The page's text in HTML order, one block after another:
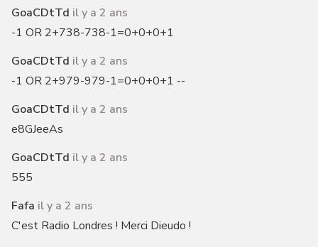
GoaCDtTd il y a 2 ans
-1 OR 2+738-738-1=0+0+0+1
GoaCDtTd il y a 2 ans
-1 OR 2+979-979-1=0+0+0+1 --
GoaCDtTd il y a 2 ans
e8GJeeAs
GoaCDtTd il y a 2 ans
555
Fafa il y a 2 ans
C'est Radio Londres ! Merci Dieudo !